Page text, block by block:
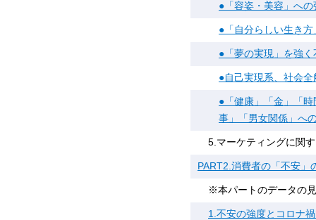
●「容姿・美容」へ
●「自分らしい生き
●「夢の実現」を強
●自己実現系、社会
●「健康」「金」「
事」「男女関係」へ
5.マーケティングに関
PART2.消費者の「不安」
※本パートのデータの
1.不安の強度とコロナ